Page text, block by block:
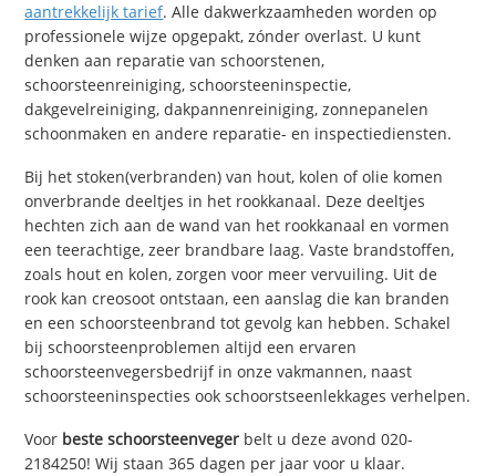
aantrekkelijk tarief. Alle dakwerkzaamheden worden op
professionele wijze opgepakt, zónder overlast. U kunt
denken aan reparatie van schoorstenen,
schoorsteenreiniging, schoorsteeninspectie,
dakgevelreiniging, dakpannenreiniging, zonnepanelen
schoonmaken en andere reparatie- en inspectiediensten.
Bij het stoken(verbranden) van hout, kolen of olie komen
onverbrande deeltjes in het rookkanaal. Deze deeltjes
hechten zich aan de wand van het rookkanaal en vormen
een teerachtige, zeer brandbare laag. Vaste brandstoffen,
zoals hout en kolen, zorgen voor meer vervuiling. Uit de
rook kan creosoot ontstaan, een aanslag die kan branden
en een schoorsteenbrand tot gevolg kan hebben. Schakel
bij schoorsteenproblemen altijd een ervaren
schoorsteenvegersbedrijf in onze vakmannen, naast
schoorsteeninspecties ook schoorstseenlekkages verhelpen.
Voor beste schoorsteenveger belt u deze avond 020-
2184250! Wij staan 365 dagen per jaar voor u klaar.